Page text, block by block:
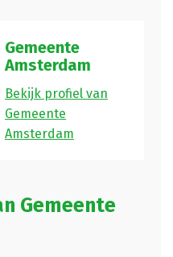
Gemeente
Amsterdam
Bekijk profiel van
Gemeente
Amsterdam
Gemeente